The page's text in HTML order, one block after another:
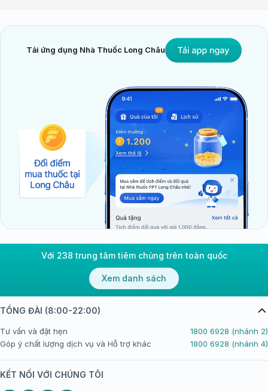
Tải ứng dụng Nhà Thuốc Long Châu
Với 238 trung tâm tiêm chủng trên toàn quốc
Xem danh sách
TỔNG ĐÀI (8:00-22:00)
Tư vấn và đặt hẹn
1800 6928 (nhánh 2)
Góp ý chất lượng dịch vụ và Hỗ trợ khác
1800 6928 (nhánh 4)
KẾT NỐI VỚI CHÚNG TÔI